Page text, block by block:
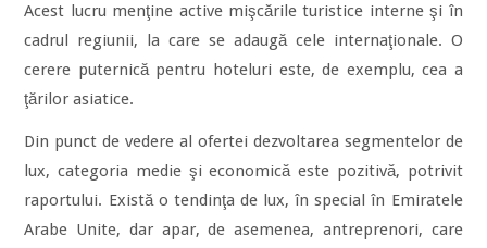
Acest lucru menţine active mişcările turistice interne şi în
cadrul regiunii, la care se adaugă cele internaţionale. O
cerere puternică pentru hoteluri este, de exemplu, cea a
ţărilor asiatice.
Din punct de vedere al ofertei dezvoltarea segmentelor de
lux, categoria medie şi economică este pozitivă, potrivit
raportului. Există o tendinţa de lux, în special în Emiratele
Arabe Unite, dar apar, de asemenea, antreprenori, care